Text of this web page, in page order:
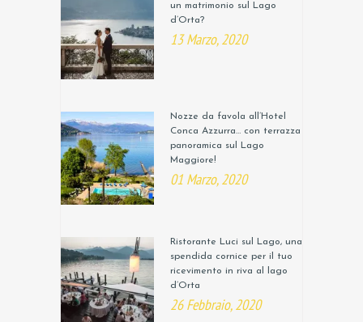
un matrimonio sul Lago
d’Orta?
13 Marzo, 2020
Nozze da favola all’Hotel
Conca Azzurra… con terrazza
panoramica sul Lago
Maggiore!
01 Marzo, 2020
Ristorante Luci sul Lago, una
spendida cornice per il tuo
ricevimento in riva al lago
d’Orta
26 Febbraio, 2020